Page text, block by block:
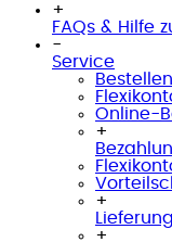
+
FAQs & Hilfe
-
Service
Bestellen
Online-
+
+
Lieferung
+